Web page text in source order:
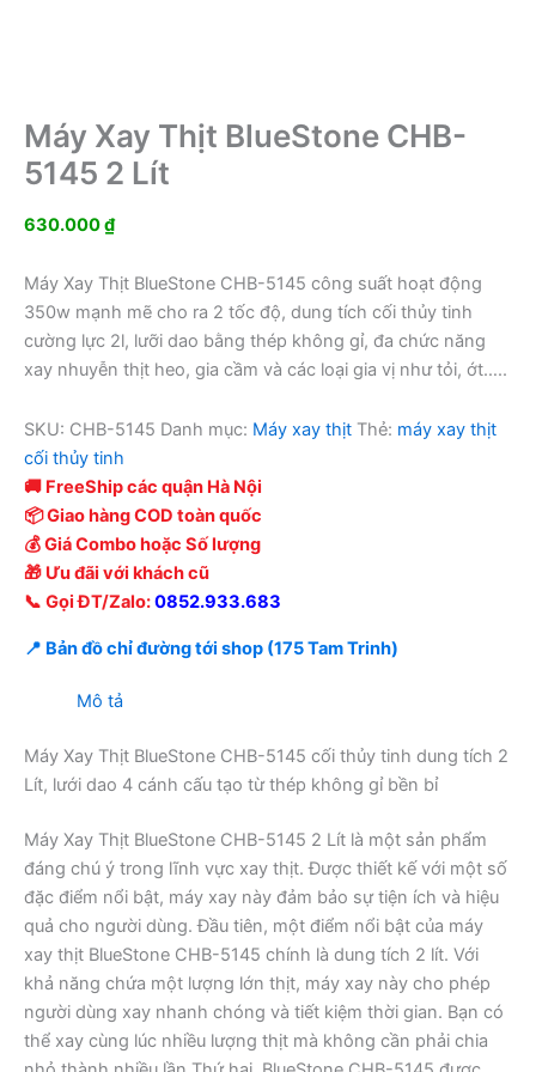
Máy Xay Thịt BlueStone CHB-
5145 2 Lít
630.000₫
Máy Xay Thịt BlueStone CHB-5145 công suất hoạt động
350w mạnh mẽ cho ra 2 tốc độ, dung tích cối thủy tinh
cường lực 2l, lưỡi dao bằng thép không gỉ, đa chức năng
xay nhuyễn thịt heo, gia cầm và các loại gia vị như tỏi, ớt…..
SKU: CHB-5145 Danh mục: Máy xay thịt Thẻ: máy xay thịt
cối thủy tinh
🚚 FreeShip các quận Hà Nội
📦 Giao hàng COD toàn quốc
💰 Giá Combo hoặc Số lượng
🎁 Ưu đãi với khách cũ
📞 Gọi ĐT/Zalo:0852.933.683
📍 Bản đồ chỉ đường tới shop (175 Tam Trinh)
Mô tả
Máy Xay Thịt BlueStone CHB-5145 cối thủy tinh dung tích 2
Lít, lưới dao 4 cánh cấu tạo từ thép không gỉ bền bỉ
Máy Xay Thịt BlueStone CHB-5145 2 Lít là một sản phẩm
đáng chú ý trong lĩnh vực xay thịt. Được thiết kế với một số
đặc điểm nổi bật, máy xay này đảm bảo sự tiện ích và hiệu
quả cho người dùng. Đầu tiên, một điểm nổi bật của máy
xay thịt BlueStone CHB-5145 chính là dung tích 2 lít. Với
khả năng chứa một lượng lớn thịt, máy xay này cho phép
người dùng xay nhanh chóng và tiết kiệm thời gian. Bạn có
thể xay cùng lúc nhiều lượng thịt mà không cần phải chia